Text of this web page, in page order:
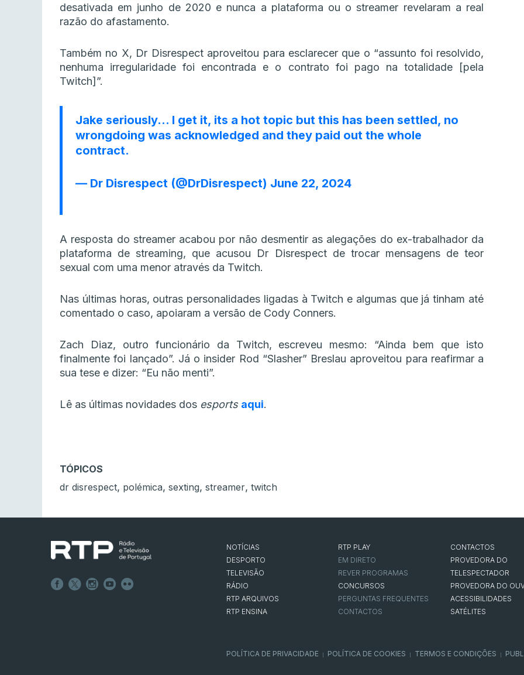
desativada em junho de 2020 e nunca a plataforma ou o streamer revelaram a real
razão do afastamento.
Também no X, Dr Disrespect aproveitou para esclarecer que o “assunto foi resolvido,
nenhuma irregularidade foi encontrada e o contrato foi pago na totalidade [pela
Twitch]”.
Jake seriously… I get it, its a hot topic but this has been settled, no
wrongdoing was acknowledged and they paid out the whole
contract.
— Dr Disrespect (@DrDisrespect) June 22, 2024
A resposta do streamer acabou por não desmentir as alegações do ex-trabalhador da
plataforma de streaming, que acusou Dr Disrespect de trocar mensagens de teor
sexual com uma menor através da Twitch.
Nas últimas horas, outras personalidades ligadas à Twitch e algumas que já tinham até
comentado o caso, apoiaram a versão de Cody Conners.
Zach Diaz, outro funcionário da Twitch, escreveu mesmo: “Ainda bem que isto
finalmente foi lançado”. Já o insider Rod “Slasher” Breslau aproveitou para reafirmar a
sua tese e dizer: “Eu não menti”.
Lê as últimas novidades dos esports aqui.
TÓPICOS
dr disrespect, polémica, sexting, streamer, twitch
NOTÍCIAS
DESPORTO
TELEVISÃO
RÁDIO
RTP ARQUIVOS
RTP ENSINA
RTP PLAY
EM DIRETO
REVER PROGRAMAS
CONCURSOS
PERGUNTAS FREQUENTES
CONTACTOS
CONTACTOS
PROVEDORA DO
TELESPECTADOR
PROVEDORA DO
ACESSIBILIDADES
SATÉLITES
POLÍTICA DE PRIVACIDADE POLÍTICA DE COOKIES TERMOS E CONDIÇÕES